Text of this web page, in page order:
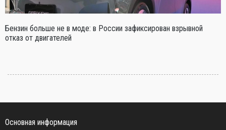
Бензин больше не в моде: в России зафиксирован взрывной
отказ от двигателей
Основная информация